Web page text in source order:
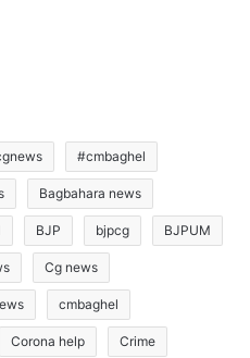
#cmbaghel
Bagbahara news
BJP bjpcg BJPUM
Cg news
cmbaghel
Corona help Crime